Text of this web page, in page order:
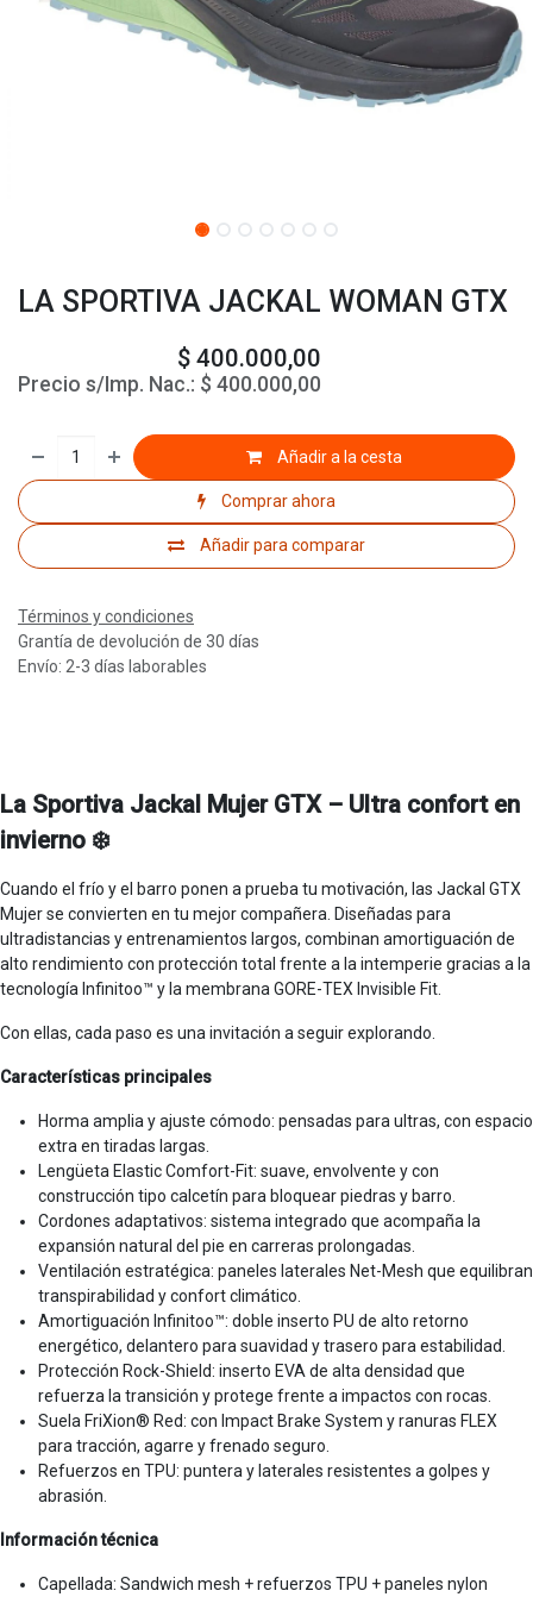
LA SPORTIVA JACKAL WOMAN GTX
$ 400.000,00
Precio s/Imp. Nac.: $ 400.000,00
Añadir a la cesta
Comprar ahora
Añadir para comparar
Términos y condiciones
Grantía de devolución de 30 días
Envío: 2-3 días laborables
La Sportiva Jackal Mujer GTX – Ultra confort en
invierno ❄️
Cuando el frío y el barro ponen a prueba tu motivación, las Jackal GTX
Mujer se convierten en tu mejor compañera. Diseñadas para
ultradistancias y entrenamientos largos, combinan amortiguación de
alto rendimiento con protección total frente a la intemperie gracias a la
tecnología Infinitoo™ y la membrana GORE-TEX Invisible Fit.
Con ellas, cada paso es una invitación a seguir explorando.
Características principales
Horma amplia y ajuste cómodo: pensadas para ultras, con espacio
extra en tiradas largas.
Lengüeta Elastic Comfort-Fit: suave, envolvente y con
construcción tipo calcetín para bloquear piedras y barro.
Cordones adaptativos: sistema integrado que acompaña la
expansión natural del pie en carreras prolongadas.
Ventilación estratégica: paneles laterales Net-Mesh que equilibran
transpirabilidad y confort climático.
Amortiguación Infinitoo™: doble inserto PU de alto retorno
energético, delantero para suavidad y trasero para estabilidad.
Protección Rock-Shield: inserto EVA de alta densidad que
refuerza la transición y protege frente a impactos con rocas.
Suela FriXion® Red: con Impact Brake System y ranuras FLEX
para tracción, agarre y frenado seguro.
Refuerzos en TPU: puntera y laterales resistentes a golpes y
abrasión.
Información técnica
Capellada: Sandwich mesh + refuerzos TPU + paneles nylon